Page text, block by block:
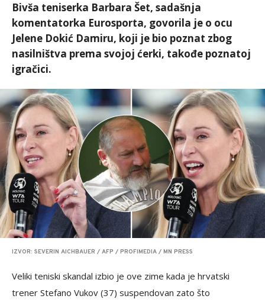
Bivša teniserka Barbara Šet, sadašnja
komentatorka Eurosporta, govorila je o ocu
Jelene Dokić Damiru, koji je bio poznat zbog
nasilništva prema svojoj ćerki, takođe poznatoj
igračici.
IZVOR: SEVERIN AICHBAUER / AFP / PROFIMEDIA / MN PRESS
Veliki teniski skandal izbio je ove zime kada je hrvatski
trener Stefano Vukov (37) suspendovan zato što